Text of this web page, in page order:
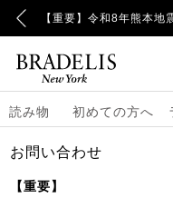
【重要】日本郵便の障害による配送への影響についてのお詫び
読み物 初めての方へ
お問い合わせ
【重要】